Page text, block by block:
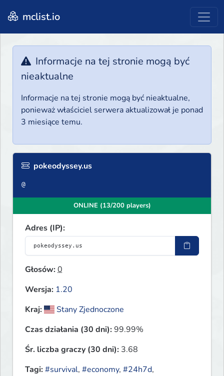
mclist.io
Informacje na tej stronie mogą być
nieaktualne
Informacje na tej stronie mogą być nieaktualne,
ponieważ właściciel serwera aktualizował je ponad
3 miesiące temu.
pokeodyssey.us
@
ONLINE (13/200 players)
Adres (IP):
Głosów:0
Wersja: 1.20
Kraj:
Stany Zjednoczone
Czas działania (30 dni):99.99%
Śr. liczba graczy (30 dni): 3.68
Tagi:#survival, #economy, #24h7d,